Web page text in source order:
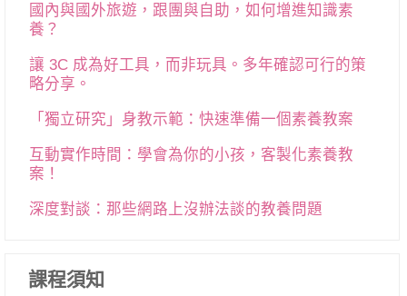
國內與國外旅遊，跟團與自助，如何增進知識素
養？
讓 3C 成為好工具，而非玩具。多年確認可行的策
略分享。
「獨立研究」身教示範：快速準備一個素養教案
互動實作時間：學會為你的小孩，客製化素養教
案！
深度對談：那些網路上沒辦法談的教養問題
課程須知